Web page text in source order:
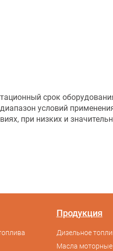
срок
условий
при низких и
Продукция
Дизельное
Масла моторные